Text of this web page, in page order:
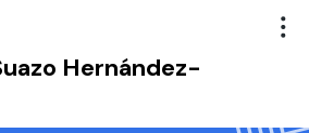
Hernández-